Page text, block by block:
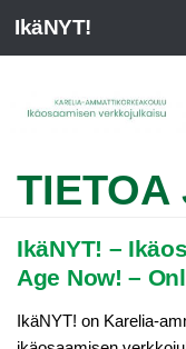
IkäNYT!
TIETOA
IkäNYT! –
Age Now! –
IkäNYT! on Karelia-